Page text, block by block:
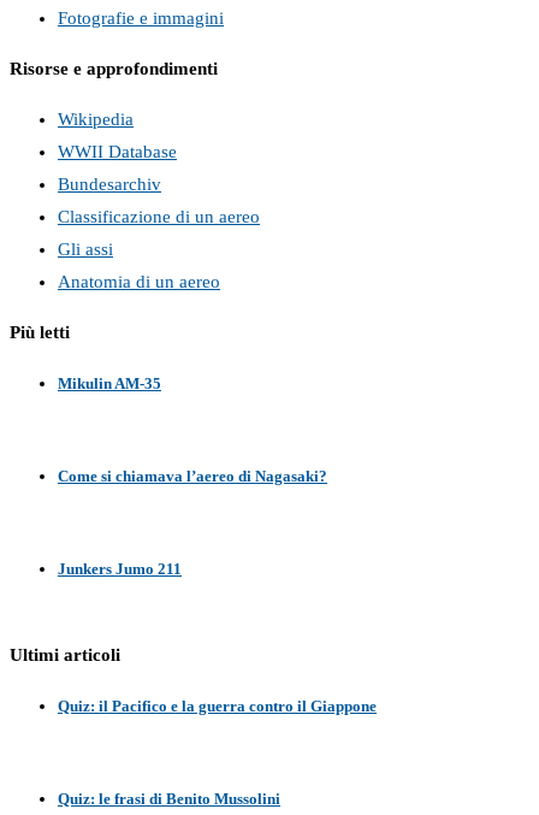
Fotografie e immagini
Risorse e approfondimenti
Wikipedia
WWII Database
Bundesarchiv
Classificazione di un aereo
Gli assi
Anatomia di un aereo
Più letti
Mikulin AM-35
Come si chiamava l’aereo di Nagasaki?
Junkers Jumo 211
Ultimi articoli
Quiz: il Pacifico e la guerra contro il Giappone
Quiz: le frasi di Benito Mussolini